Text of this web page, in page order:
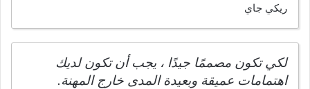
ريكي جاي
لكي تكون مصممًا جيدًا ، يجب أن تكون لديك
اهتمامات عميقة وبعيدة المدى خارج المهنة.